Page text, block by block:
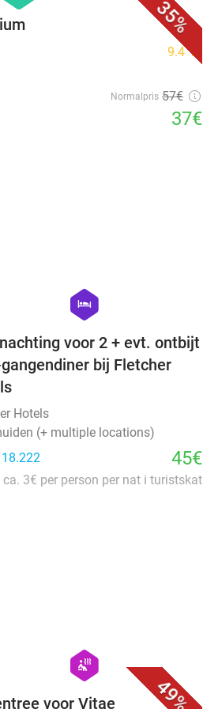
35%
9.4star
Normalpris 57€
37€
hexagon
hotel
voor 2 + evt. ontbijt
bij Fletcher
Hotels
(+ multiple locations)
45€
ca. 3€ per person per nat i turistskat
49%
hexagon
wellness
voor Vitae